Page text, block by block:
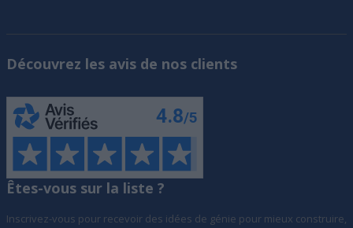
Découvrez les avis de nos clients
Êtes-vous sur la liste ?
Inscrivez-vous pour recevoir des idées de génie pour mieux construire,